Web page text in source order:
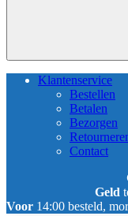
Klantenservice
Bestellen
Betalen
Bezorgen
Contact
Geld
Voor 14:00 besteld,